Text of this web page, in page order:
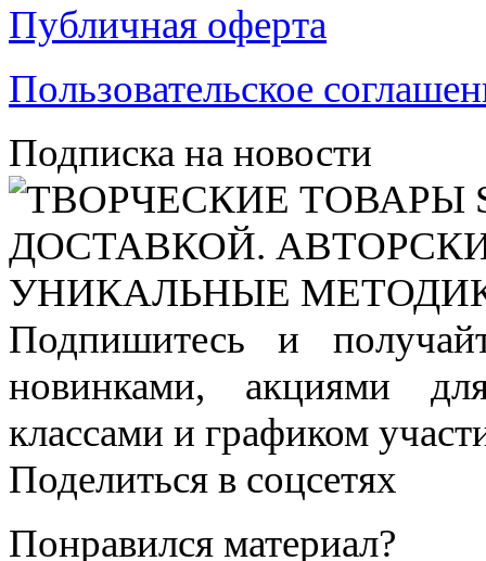
Публичная оферта
Пользовательское
Подписка на новости
Подпишитесь и
новинками, акциями
классами и графиком
Поделиться в соцсетях
Понравился материал?